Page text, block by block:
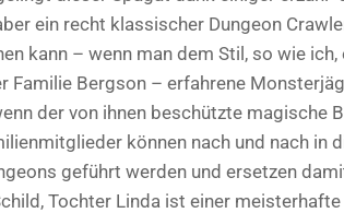
ein recht klassischer Dungeon
kann – wenn man dem Stil, so wie
Familie Bergson – erfahrene
der von ihnen beschützte magische
können nach und nach in
geführt werden und ersetzen
Tochter Linda ist einer